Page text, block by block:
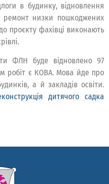
в будинку, відновлення
ремонт низки пошкоджених
проєкту фахівці виконають
ФЛН буде відновлено 97
робіт є КОВА. Мова йде про
а й закладів освіти.
дитячого садка